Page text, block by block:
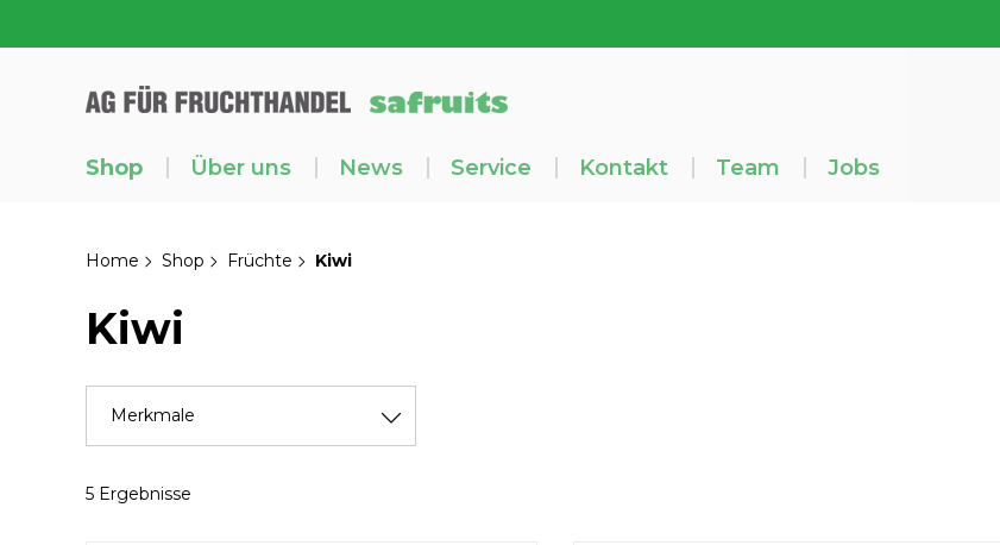
Shop Über uns News Service Kontakt Team Jobs
Home Shop Früchte Kiwi
Kiwi
Merkmale
5 Ergebnisse